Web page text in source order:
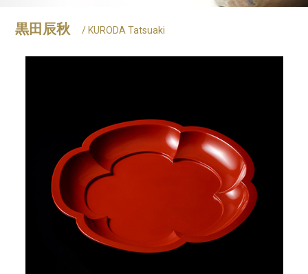
黒田辰秋 / KURODA Tatsuaki